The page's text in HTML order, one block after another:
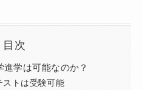
目次
学は可能なのか？
ストは受験可能